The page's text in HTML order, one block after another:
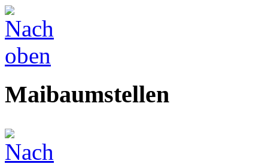
Maibaumstellen